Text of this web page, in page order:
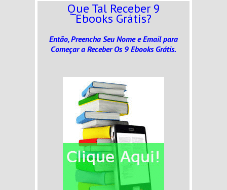
Que Tal Receber 9
Ebooks Grátis?
Então, Preencha Seu Nome e Emailpara
Começar a Receber Os 9 Ebooks Grátis.